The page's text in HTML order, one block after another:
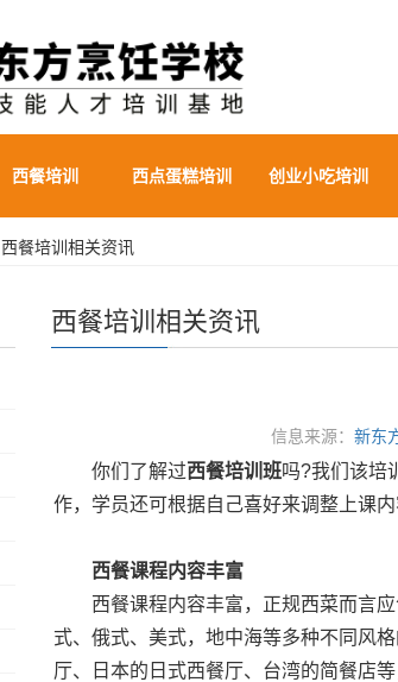
西餐培训 西点蛋糕培训 创业小吃培训
西餐培训相关资讯
西餐培训相关资讯
信息来源：新东
你们了解过西餐培训班吗?我们该培
作，学员还可根据自己喜好来调整上课内
西餐课程内容丰富
西餐课程内容丰富，正规西菜而言应
式、俄式、美式，地中海等多种不同风
厅、日本的日式西餐厅、台湾的简餐店